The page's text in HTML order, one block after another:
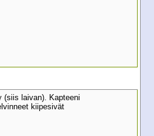
(siis laivan). Kapteeni
kiipesivät